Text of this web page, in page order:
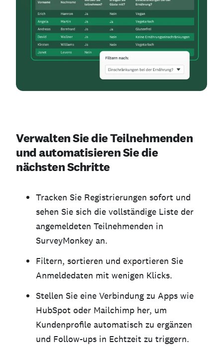
Verwalten Sie die Teilnehmenden
und automatisieren Sie die
nächsten Schritte
Tracken Sie Registrierungen sofort und
sehen Sie sich die vollständige Liste der
angemeldeten Teilnehmenden in
SurveyMonkey an.
Filtern, sortieren und exportieren Sie
Anmeldedaten mit wenigen Klicks.
Stellen Sie eine Verbindung zu Apps wie
HubSpot oder Mailchimp her, um
Kundenprofile automatisch zu ergänzen
und Follow-ups in Echtzeit zu triggern.